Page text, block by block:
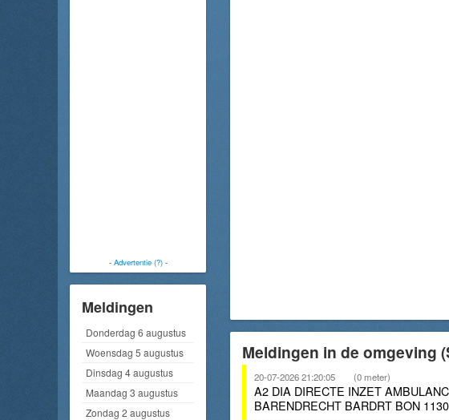
- Advertentie (?)-
Meldingen
Donderdag 6 augustus
Woensdag 5 augustus
Dinsdag 4 augustus
Maandag 3 augustus
Zondag 2 augustus
Meldingen in de omgeving
20-07-2026 21:20:05 (0 meter)
A2 DIA DIRECTE INZET
BARENDRECHT BARDRT BON